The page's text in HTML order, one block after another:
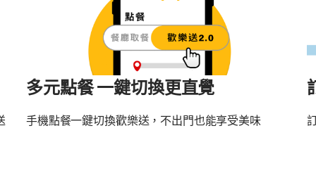
多元點餐 一鍵切換更直覺
手機點餐一鍵切換歡樂送，不出門也能享受美味